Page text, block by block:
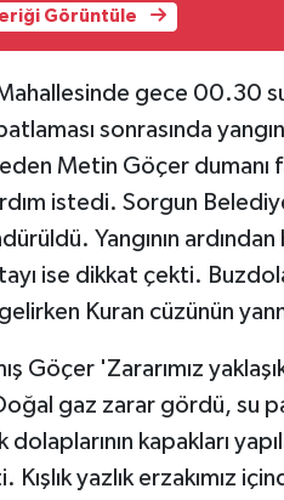
Görüntüle
gece 00.30
sonrasında
Metin Göçer dumanı
istedi. Sorgun
Yangının
ise dikkat çekti.
Kuran cüzünün
Göçer 'Zararımız
gaz zarar gördü, su
kapakları
yazlık erzakımız